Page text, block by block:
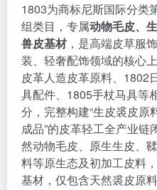
1803为商标尼斯国际分类
组类目，专属动物毛皮、
兽皮基材，是高端皮草服
装、轻奢配饰领域的核心
皮革人造皮革原料、1802
具配件、1805手杖马具等
分，完整构建“生皮裘皮
成品”的皮革轻工全产业
然动物毛皮、原生生皮、
料等原生态及初加工皮料
基材，仅包含天然裘皮原